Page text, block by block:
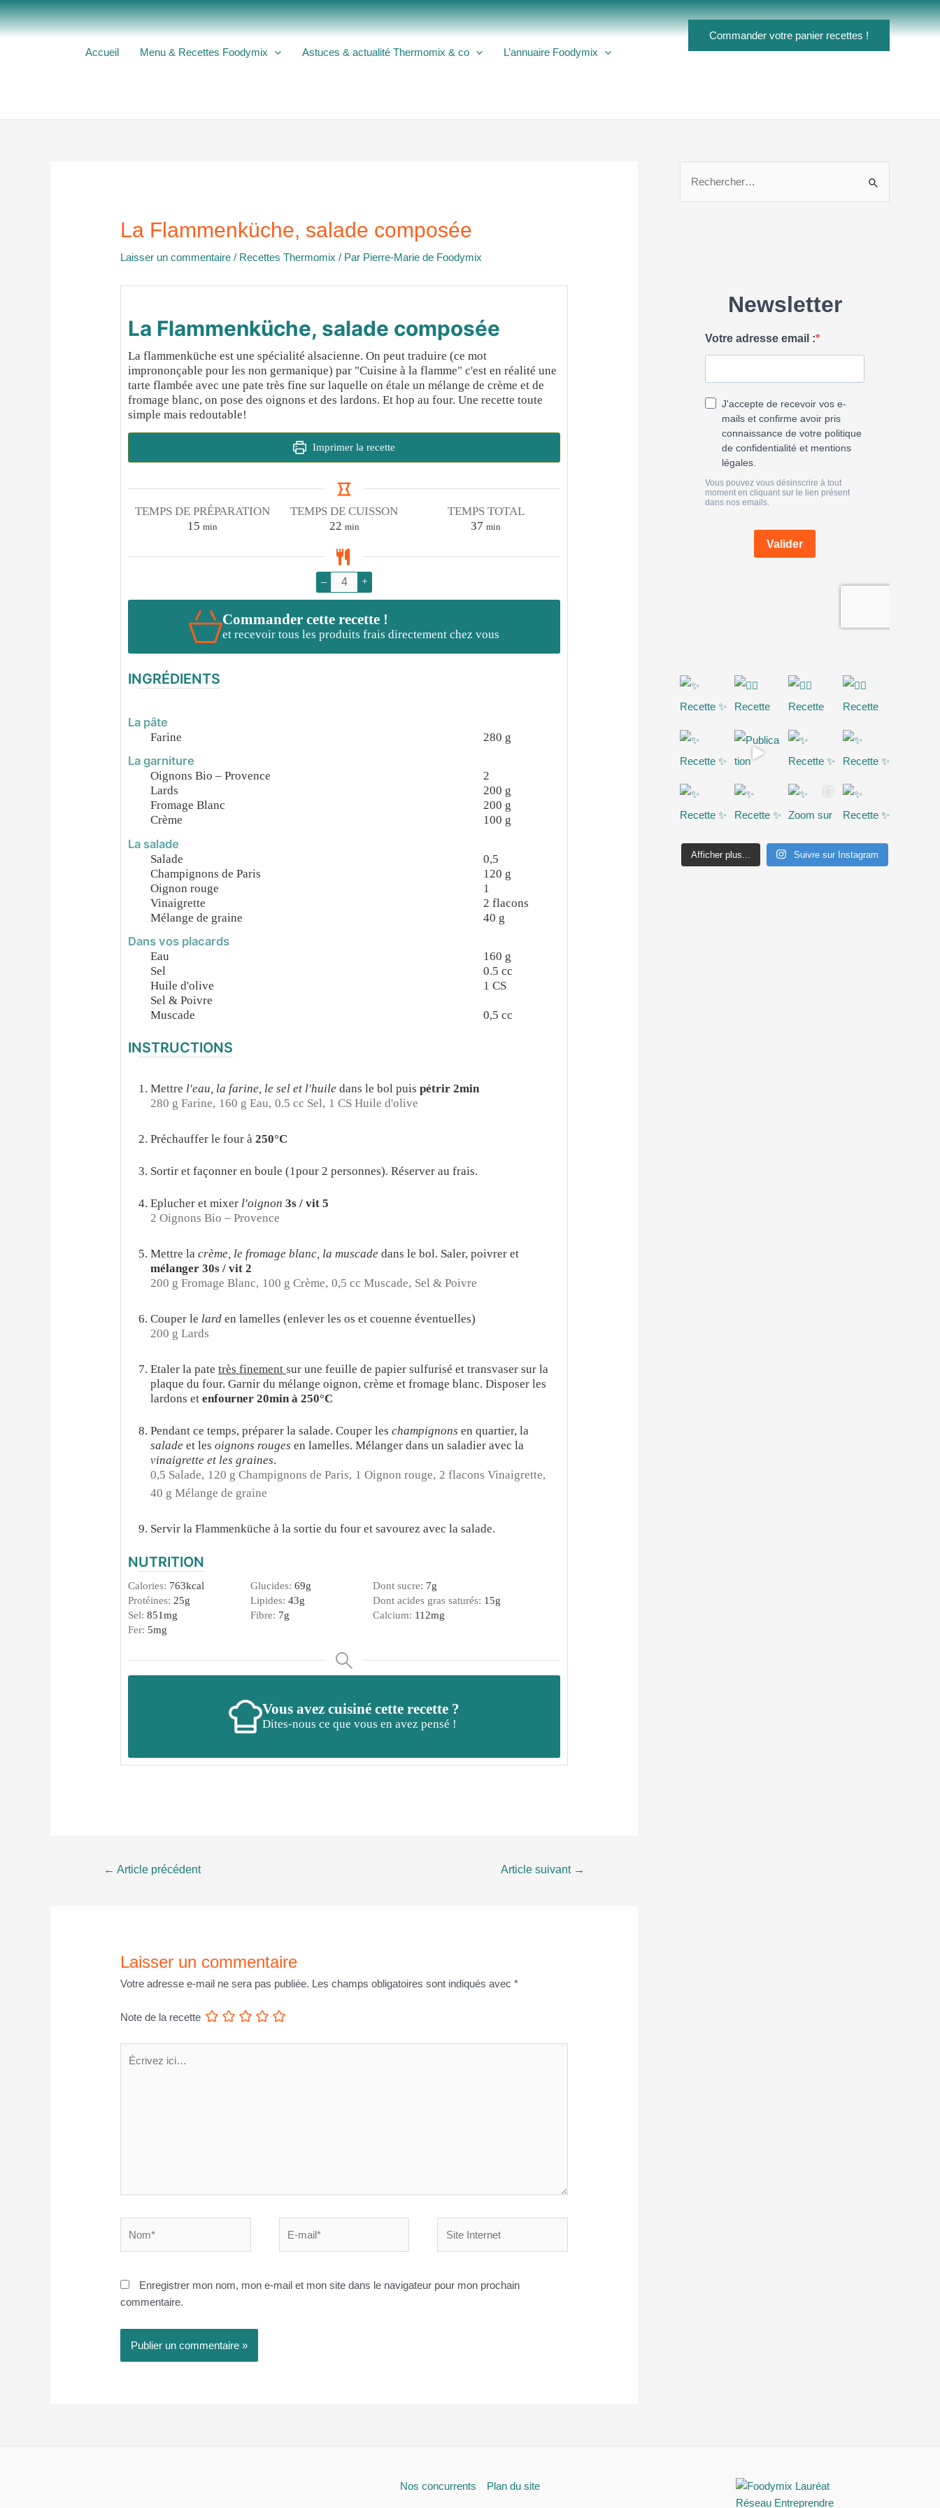
Aller
au
Accueil
Menu & Recettes Foodymix Astuces & actualité Thermomix & co L’annuaire Foodymix
Commander votre panier recettes !
La Flammenküche, salade composée
Laisser un commentaire / Recettes Thermomix / Par Pierre-Marie de Foodymix
La Flammenküche, salade composée
La flammenküche est une spécialité alsacienne. On peut traduire (ce mot
imprononçable pour les non germanique) par "Cuisine à la flamme" c'est en réalité une
tarte flambée avec une pate très fine sur laquelle on étale un mélange de crème et de
fromage blanc, on pose des oignons et des lardons. Et hop au four. Une recette toute
simple mais redoutable!
Imprimer la recette
TEMPS DE PRÉPARATION
15minutes
min
TEMPS DE CUISSON
22minutes
min
TEMPS TOTAL
37 minutes
min
– +
Commander cette recette !
et recevoir tous les produits frais directement chez vous
INGRÉDIENTS
La pâte
Farine 280 g
La garniture
Oignons Bio – Provence
2
Lards
200 g
Fromage Blanc
200 g
Crème
100 g
La salade
Salade
0,5
Champignons de Paris
120 g
Oignon rouge
1
Vinaigrette
2 flacons
Mélange de graine
40 g
Dans vos placards
Eau 160 g
Sel
0.5 cc
Huile d'olive
1 CS
Sel & Poivre
Muscade
0,5 cc
INSTRUCTIONS
Mettre l'eau, la farine, le sel et l'huile dans le bol puispétrir 2min
280 g Farine, 160 g Eau, 0.5 cc Sel, 1 CS Huile d'olive
Préchauffer le four à250°C
Sortir et façonner en boule (1pour 2 personnes). Réserver au frais.
Eplucher et mixer l'oignon3s / vit 5
2 Oignons Bio – Provence
Mettre lacrème, le fromage blanc, la muscade dans le bol. Saler, poivrer et
mélanger 30s / vit 2
200 g Fromage Blanc, 100 g Crème, 0,5 cc Muscade, Sel & Poivre
Couper le larden lamelles (enlever les os et couenne éventuelles)
200 g Lards
Etaler la patetrès finementsur une feuille de papier sulfurisé et transvaser sur la
plaque du four. Garnir du mélange oignon, crème et fromage blanc. Disposer les
lardons etenfourner 20min à 250°C
Pendant ce temps, préparer la salade. Couper leschampignonsen quartier, la
saladeet lesoignons rougesen lamelles. Mélanger dans un saladier avec la
vinaigrette et les graines.
0,5 Salade, 120 g Champignons de Paris, 1 Oignon rouge, 2 flacons Vinaigrette,
40 g Mélange de graine
Servir la Flammenküche à la sortie du four et savourez avec la salade.
NUTRITION
Calories: 763kcal Glucides:69g Dont sucre: 7g
Protéines:25g Lipides:43g Dont acides gras saturés: 15g
Sel:851mg Fibre: 7g Calcium: 112mg
Fer: 5mg
Vous avez cuisiné cette recette ?
Dites-nous ce que vous en avez pensé !
Navigation
← Article précédent Article suivant →
Laisser un commentaire
Votre adresse e-mail ne sera pas publiée. Les champs obligatoires sont indiqués avec*
Note de la recette
ici…
mail*
Internet
Enregistrer mon nom, mon e-mail et mon site dans le navigateur pour mon prochain
commentaire.
Afficher plus... Suivre sur Instagram
Nos concurrents Plan du site